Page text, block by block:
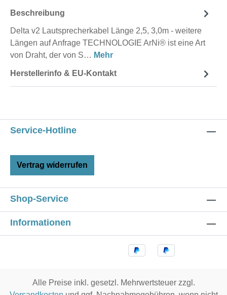
Beschreibung
Delta v2 Lautsprecherkabel Länge 2,5, 3,0m - weitere
Längen auf Anfrage TECHNOLOGIE ‌‌ArNi® ist eine Art
von Draht, der von S… Mehr
Herstellerinfo & EU-Kontakt
Service-Hotline
Vertrag widerrufen
Shop-Service
Informationen
Alle Preise inkl. gesetzl. Mehrwertsteuer zzgl.